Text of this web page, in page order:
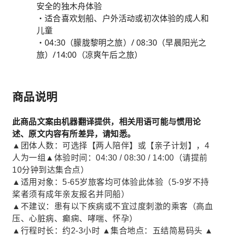
安全的独木舟体验
・适合喜欢划船、户外活动或初次体验的成人和
儿童
・04:30（朦胧黎明之旅）/ 08:30（早晨阳光之
旅）/14:00（凉爽午后之旅）
商品说明
此商品文案由机器翻译提供，相关用语可能与惯用论
述、原文内容有所差异，请知悉。
▲团体人数：可选择【两人陪伴】或【亲子计划】，4
人为一组▲体验时间：04:30 / 08:30 / 14:00（请提前
10分钟到达集合点）
▲适用对象：5-65岁旅客均可体验此体验（5-9岁不持
桨者须有成年亲友报名并同船）
▲不建议：患有以下疾病或不宜过度刺激的乘客（高血
压、心脏病、癫痫、哮喘、怀孕）
▲行程时长：约2-3小时 ▲集合地点：五结简易码头 ▲